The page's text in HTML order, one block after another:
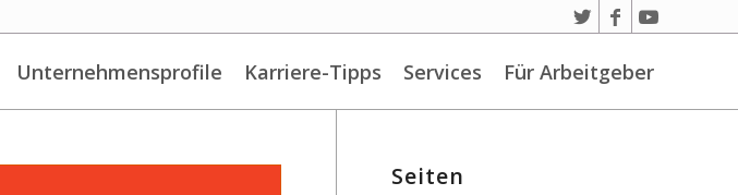
Unternehmensprofile Karriere-Tipps Services Für Arbeitgeber
Seiten